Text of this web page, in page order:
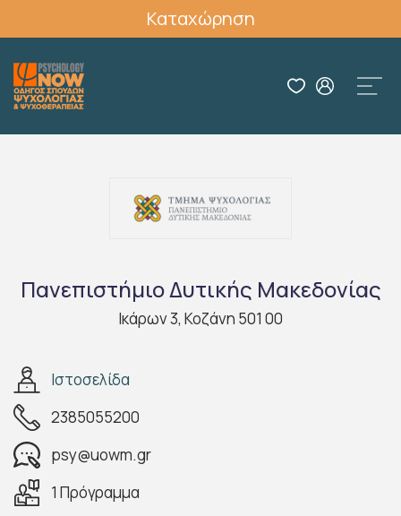
Καταχώρηση
Πανεπιστήμιο Δυτικής Μακεδονίας
Ικάρων 3, Κοζάνη 501 00
Ιστοσελίδα
2385055200
psy@uowm.gr
1 Πρόγραμμα